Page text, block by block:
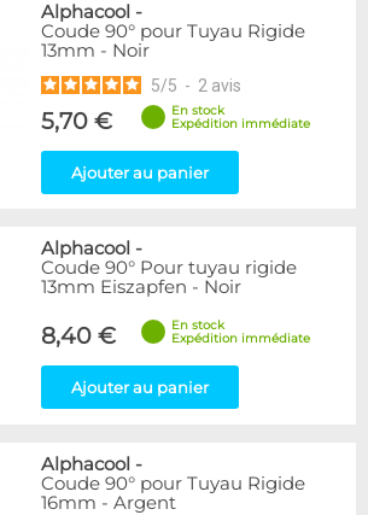
Alphacool -
Coude 90° pour Tuyau Rigide
13mm - Noir
5/5 - 2 avis
5,70 €
En stock
Expédition immédiate
Ajouter au panier
Alphacool -
Coude 90° Pour tuyau rigide
13mm Eiszapfen - Noir
8,40 €
En stock
Expédition immédiate
Ajouter au panier
Alphacool -
Coude 90° pour Tuyau Rigide
16mm - Argent